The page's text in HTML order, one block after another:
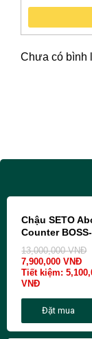
Chưa có bình
Chậu SETO
Counter
13,000,000VNĐ
7,900,000VNĐ
Tiết kiệm:
VNĐ
Đặt mua